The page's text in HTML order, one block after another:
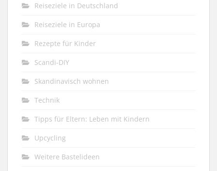
Reiseziele in Deutschland
Reiseziele in Europa
Rezepte für Kinder
Scandi-DIY
Skandinavisch wohnen
Technik
Tipps für Eltern: Leben mit Kindern
Upcycling
Weitere Bastelideen